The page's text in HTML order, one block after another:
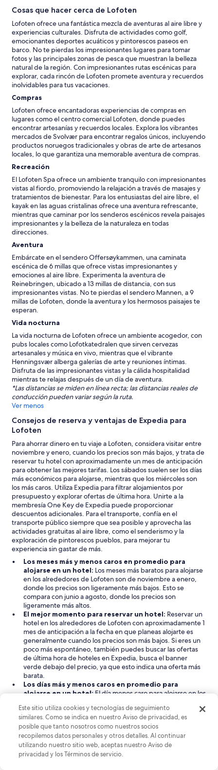
e
x
p
e
r
i
e
n
c
e
.
”
Cosas que hacer cerca de Lofoten
Lofoten ofrece una fantástica mezcla de aventuras al aire libre y
experiencias culturales. Disfruta de actividades como golf,
emocionantes deportes acuáticos y pintorescos paseos en
barco. No te pierdas los impresionantes lugares para tomar
fotos y las principales zonas de pesca que muestran la belleza
natural de la región. Con impresionantes rutas escénicas para
explorar, cada rincón de Lofoten promete aventura y recuerdos
inolvidables para tus vacaciones.
Compras
Lofoten ofrece encantadoras experiencias de compras en
lugares como el centro comercial Lofoten, donde puedes
encontrar artesanías y recuerdos locales. Explora los vibrantes
mercados de Svolvær para encontrar regalos únicos, incluyendo
productos noruegos tradicionales y obras de arte de artesanos
locales, lo que garantiza una memorable aventura de compras.
Recreación
El Lofoten Spa ofrece un ambiente tranquilo con impresionantes
vistas al fiordo, promoviendo la relajación a través de masajes y
tratamientos de bienestar. Para los entusiastas del aire libre, el
kayak en las aguas cristalinas ofrece una aventura refrescante,
mientras que caminar por los senderos escénicos revela paisajes
impresionantes y la belleza de la naturaleza en todas
direcciones.
Aventura
Embárcate en el sendero Offersøykammen, una caminata
escénica de 6 millas que ofrece vistas impresionantes y
emociones al aire libre. Experimenta la aventura de
Reinebringen, ubicado a 13 millas de distancia, con sus
impresionantes vistas. No te pierdas el sendero Mannen, a 9
millas de Lofoten, donde la aventura y los hermosos paisajes te
esperan.
Vida nocturna
La vida nocturna de Lofoten ofrece un ambiente acogedor, con
pubs locales como Lofotkatedralen que sirven cervezas
artesanales y música en vivo, mientras que el vibrante
Henningsvær alberga galerías de arte y reuniones íntimas.
Disfruta de las impresionantes vistas y la cálida hospitalidad
mientras te relajas después de un día de aventura.
*Las distancias se miden en línea recta; las distancias reales de
conducción pueden variar según la ruta.
Ver menos
Consejos de reserva y ventajas de Expedia para
Lofoten
Para ahorrar dinero en tu viaje a Lofoten, considera visitar entre
noviembre y enero, cuando los precios son más bajos, y trata de
reservar tu hotel con aproximadamente un mes de anticipación
para obtener las mejores tarifas. Los sábados suelen ser los días
más económicos para alojarse, mientras que los miércoles son
los más caros. Utiliza Expedia para filtrar alojamientos por
presupuesto y explorar ofertas de última hora. Unirte a la
membresía One Key de Expedia puede proporcionar
descuentos adicionales. Para el transporte, confía en el
transporte público siempre que sea posible y aprovecha las
actividades gratuitas al aire libre, como el senderismo y la
exploración de pintorescos pueblos, para mejorar tu
experiencia sin gastar de más.
Los meses más y menos caros en promedio para
alojarse en un hotel: Los meses más baratos para alojarse
en los alrededores de Lofoten son de noviembre a enero,
donde los precios son ligeramente más bajos. Esto se
compara con junio a agosto, donde los precios son
ligeramente más altos.
El mejor momento para reservar un hotel: Reservar un
hotel en los alrededores de Lofoten con aproximadamente 1
mes de anticipación a la fecha en que planeas alojarte es
generalmente cuando los precios son más bajos. Si eres un
poco más espontáneo, también puedes buscar las ofertas
de última hora de hoteles en Expedia, busca el banner
verde debajo del precio, ya que esto indica una oferta más
barata.
Los días más y menos caros en promedio para
alojarse en un hotel:El día menos caro para alojarse en los
alojarse en los alrededores de Lofoten es el miércoles.
Encuentra hoteles baratos en Expedia:Utiliza la
herramienta de búsqueda de Expedia para refinar tus
preferencias, como tu presupuesto, la ubicación deseada y
el tipo de alojamiento preferido. Por ejemplo, al seleccionar
la opción Eco-certificada, se mostrarán los hoteles
Este sitio utiliza cookies y tecnologías de seguimiento
similares. Como se indica en nuestro Aviso de privacidad, es
posible que tanto nosotros como nuestros socios
recopilemos datos personales y otros detalles. Al continuar
utilizando nuestro sitio web, aceptas nuestro Aviso de
privacidad y los Términos de servicio.